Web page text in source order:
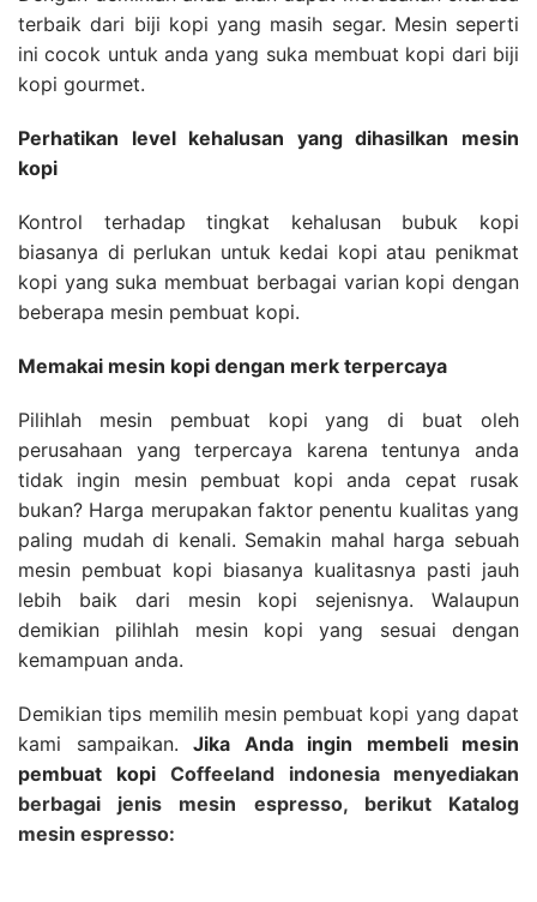
terbaik dari biji kopi yang masih segar. Mesin seperti
ini cocok untuk anda yang suka membuat kopi dari biji
kopi gourmet.
Perhatikan level kehalusan yang dihasilkan mesin
kopi
Kontrol terhadap tingkat kehalusan bubuk kopi
biasanya di perlukan untuk kedai kopi atau penikmat
kopi yang suka membuat berbagai varian kopi dengan
beberapa mesin pembuat kopi.
Memakai mesin kopi dengan merk terpercaya
Pilihlah mesin pembuat kopi yang di buat oleh
perusahaan yang terpercaya karena tentunya anda
tidak ingin mesin pembuat kopi anda cepat rusak
bukan? Harga merupakan faktor penentu kualitas yang
paling mudah di kenali. Semakin mahal harga sebuah
mesin pembuat kopi biasanya kualitasnya pasti jauh
lebih baik dari mesin kopi sejenisnya. Walaupun
demikian pilihlah mesin kopi yang sesuai dengan
kemampuan anda.
Demikian tips memilih mesin pembuat kopi yang dapat
kami sampaikan. Jika Anda ingin membeli mesin
pembuat kopi
Coffeeland indonesia menyediakan
berbagai jenis mesin espresso, berikut Katalog
mesin espresso: